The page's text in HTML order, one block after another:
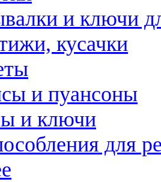
и ключи
кусачки
и пуансоны
и ключи
для